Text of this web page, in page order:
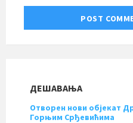
ДЕШАВАЊА
Отворен нови објекат
Горњим Срђевићима